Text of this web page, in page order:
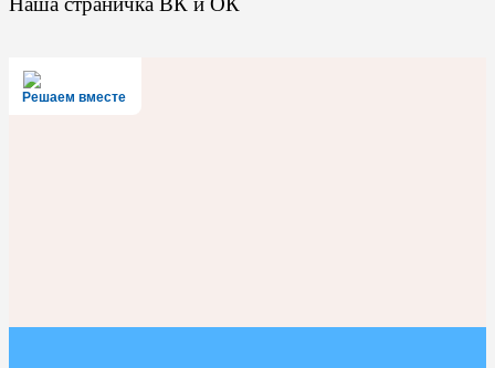
Решаем вместе